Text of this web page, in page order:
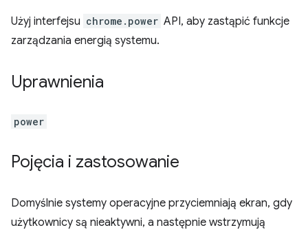
Użyj interfejsu chrome.power API, aby zastąpić funkcje
zarządzania energią systemu.
Uprawnienia
power
Pojęcia i zastosowanie
Domyślnie systemy operacyjne przyciemniają ekran, gdy
użytkownicy są nieaktywni, a następnie wstrzymują